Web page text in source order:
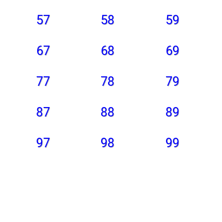
57 58 59
67 68 69
77 78 79
87 88 89
97 98 99